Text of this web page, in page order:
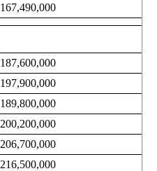
167,490,000
187,600,000
197,900,000
189,800,000
200,200,000
206,700,000
216,500,000